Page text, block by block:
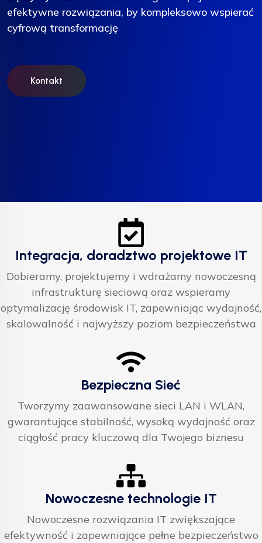
efektywne rozwiązania, by kompleksowo wspierać
cyfrową transformację
Kontakt
efektywne rozwiązania, by kompleksowo wspierać
cyfrową transformację
Kontakt
efektywne rozwiązania, by kompleksowo wspierać
cyfrową transformację
Kontakt
Integracja, doradztwo projektowe IT
Dobieramy, projektujemy i wdrażamy nowoczesną
infrastrukturę sieciową oraz wspieramy
optymalizację środowisk IT, zapewniając wydajność,
skalowalność i najwyższy poziom bezpieczeństwa
Bezpieczna Sieć
Tworzymy zaawansowane sieci LAN i WLAN,
gwarantujące stabilność, wysoką wydajność oraz
ciągłość pracy kluczową dla Twojego biznesu
Nowoczesne technologie IT
Nowoczesne rozwiązania IT zwiększające
efektywność i zapewniające pełne bezpieczeństwo